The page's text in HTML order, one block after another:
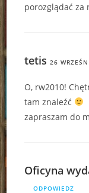
porozglądać za
tetis 26
O, rw2010!
tam znaleźć
zapraszam do
Oficyna
ODPOWIEDZ